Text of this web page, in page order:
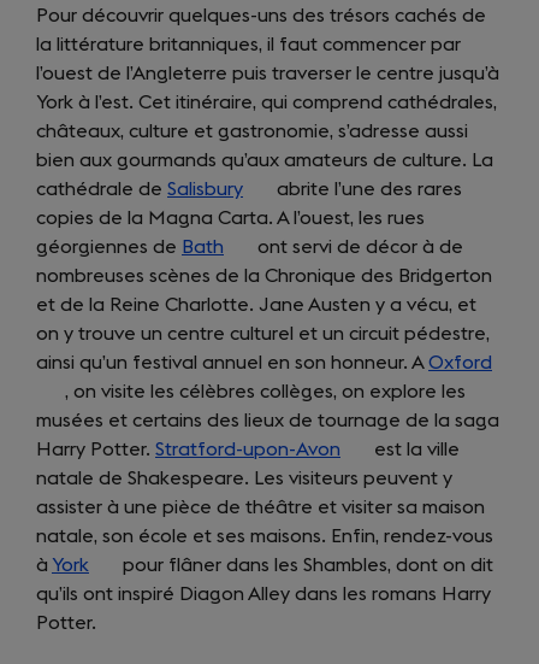
Pour découvrir quelques-uns des trésors cachés de
la littérature britanniques, il faut commencer par
l’ouest de l’Angleterre puis traverser le centre jusqu’à
York à l’est. Cet itinéraire, qui comprend cathédrales,
châteaux, culture et gastronomie, s’adresse aussi
bien aux gourmands qu’aux amateurs de culture. La
cathédrale de Salisbury (opens
in
new
tab)
abrite l’une des rares
copies de la Magna Carta. A l’ouest, les rues
géorgiennes de Bath (opens
in
a
new
tab)
ont servi de décor à de
nombreuses scènes de la Chronique des Bridgerton
et de la Reine Charlotte. Jane Austen y a vécu, et
on y trouve un centre culturel et un circuit pédestre,
ainsi qu’un festival annuel en son honneur. AOxford
a
, on visite les célèbres collèges, on explore les
musées et certains des lieux de tournage de la saga
Harry Potter. Stratford-upon-Avon (opens
in
a
new
tab)
est la ville
natale de Shakespeare. Les visiteurs peuvent y
assister à une pièce de théâtre et visiter sa maison
natale, son école et ses maisons. Enfin, rendez-vous
à York (opens
in
a
pour flâner dans les Shambles, dont on dit
qu’ils ont inspiré Diagon Alley dans les romans Harry
Potter.